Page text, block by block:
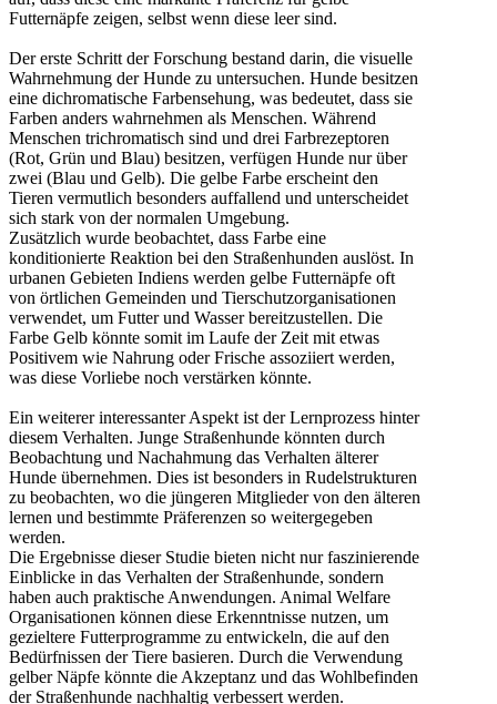
Futternäpfe zeigen, selbst wenn diese leer sind.
Der erste Schritt der Forschung bestand darin, die visuelle
Wahrnehmung der Hunde zu untersuchen. Hunde besitzen
eine dichromatische Farbensehung, was bedeutet, dass sie
Farben anders wahrnehmen als Menschen. Während
Menschen trichromatisch sind und drei Farbrezeptoren
(Rot, Grün und Blau) besitzen, verfügen Hunde nur über
zwei (Blau und Gelb). Die gelbe Farbe erscheint den
Tieren vermutlich besonders auffallend und unterscheidet
sich stark von der normalen Umgebung.
Zusätzlich wurde beobachtet, dass Farbe eine
konditionierte Reaktion bei den Straßenhunden auslöst. In
urbanen Gebieten Indiens werden gelbe Futternäpfe oft
von örtlichen Gemeinden und Tierschutzorganisationen
verwendet, um Futter und Wasser bereitzustellen. Die
Farbe Gelb könnte somit im Laufe der Zeit mit etwas
Positivem wie Nahrung oder Frische assoziiert werden,
was diese Vorliebe noch verstärken könnte.
Ein weiterer interessanter Aspekt ist der Lernprozess hinter
diesem Verhalten. Junge Straßenhunde könnten durch
Beobachtung und Nachahmung das Verhalten älterer
Hunde übernehmen. Dies ist besonders in Rudelstrukturen
zu beobachten, wo die jüngeren Mitglieder von den älteren
lernen und bestimmte Präferenzen so weitergegeben
werden.
Die Ergebnisse dieser Studie bieten nicht nur faszinierende
Einblicke in das Verhalten der Straßenhunde, sondern
haben auch praktische Anwendungen. Animal Welfare
Organisationen können diese Erkenntnisse nutzen, um
gezieltere Futterprogramme zu entwickeln, die auf den
Bedürfnissen der Tiere basieren. Durch die Verwendung
gelber Näpfe könnte die Akzeptanz und das Wohlbefinden
der Straßenhunde nachhaltig verbessert werden.